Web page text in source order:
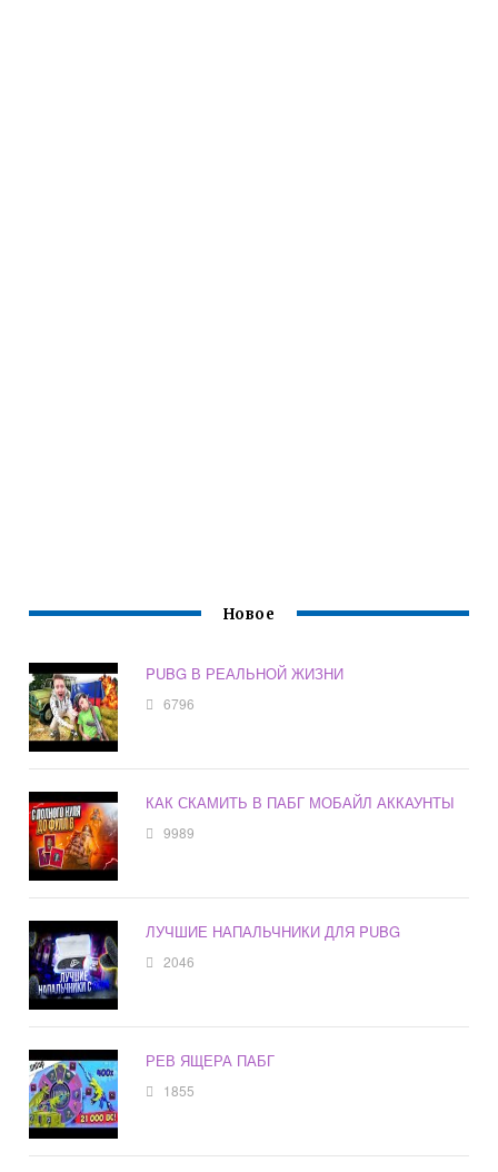
Новое
PUBG В РЕАЛЬНОЙ ЖИЗНИ
6796
КАК СКАМИТЬ В ПАБГ МОБАЙЛ АККАУНТЫ
9989
ЛУЧШИЕ НАПАЛЬЧНИКИ ДЛЯ PUBG
2046
РЕВ ЯЩЕРА ПАБГ
1855